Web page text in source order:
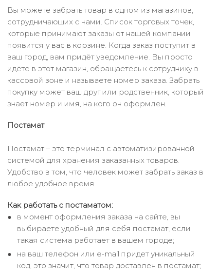
Вы можете забрать товар в одном из магазинов,
сотрудничающих с нами. Список торговых точек,
которые принимают заказы от нашей компании
появится у вас в корзине. Когда заказ поступит в
ваш город, вам придёт уведомление. Вы просто
идёте в этот магазин, обращаетесь к сотруднику в
кассовой зоне и называете номер заказа. Забрать
покупку может ваш друг или родственник, который
знает номер и имя, на кого он оформлен.
Постамат
Постамат – это терминал с автоматизированной
системой для хранения заказанных товаров.
Удобство в том, что человек может забрать заказ в
любое удобное время.
Как работать с постаматом:
в момент оформления заказа на сайте, вы
выбираете удобный для себя постамат, если
такая система работает в вашем городе;
на ваш телефон или e-mail придет уникальный
код, это значит, что товар доставлен в постамат;